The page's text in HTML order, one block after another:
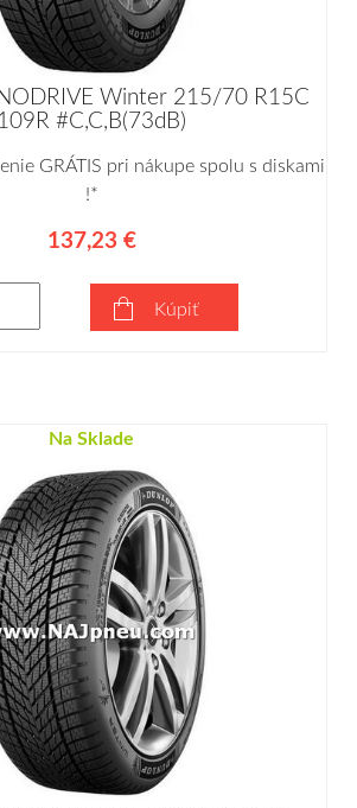
Winter 215/70 R15C
109R #C,C,B(73dB)
GRÁTIS pri nákupe spolu s diskami
!*
137,23 €
Kúpiť
Na Sklade